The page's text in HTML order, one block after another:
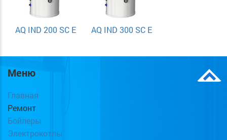
AQ IND 200 SC E AQ IND 300 SC E
Меню
Главная
Ремонт
Бойлеры
Электрокотлы